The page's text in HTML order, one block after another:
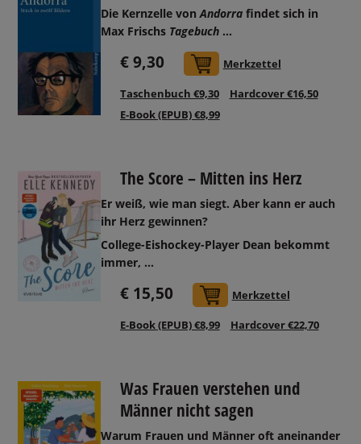
Die Kernzelle vonAndorrafindet sich in
Max Frischs Tagebuch...
€ 9,30 In den Warenkorb
Merkzettel
Taschenbuch €9,30
Hardcover €16,50
E-Book (EPUB) €8,99
The Score – Mitten ins Herz
Er weiß, wie man siegt. Aber kann er auch
ihr Herz gewinnen?
College-Eishockey-Player Dean bekommt
immer, ...
€ 15,50 In den Warenkorb
Merkzettel
E-Book (EPUB) €8,99 Hardcover €22,70
Was Frauen verstehen und
Männer nicht sagen
Warum Frauen und Männer oft aneinander